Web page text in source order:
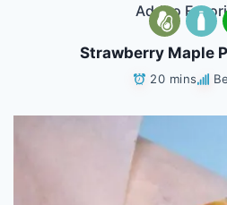
Add to
Strawberry Maple
20 mins